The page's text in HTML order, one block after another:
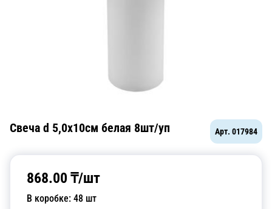
Свеча d 5,0х10см белая 8шт/уп Арт. 017984
868.00 ₸/шт
В коробке: 48 шт